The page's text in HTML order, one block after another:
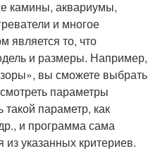
камины, аквариумы,
и многое
является то, что
и размеры. Например,
вы сможете выбрать
параметры
параметр, как
и программа сама
указанных критериев.